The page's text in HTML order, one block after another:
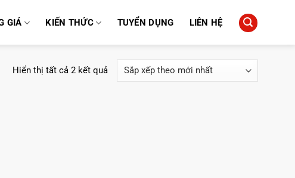
GIÁ KIẾN THỨC TUYỂN DỤNG LIÊN HỆ
Hiển thị tất cả 2 kết quả
sắp